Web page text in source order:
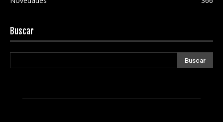
Buscar